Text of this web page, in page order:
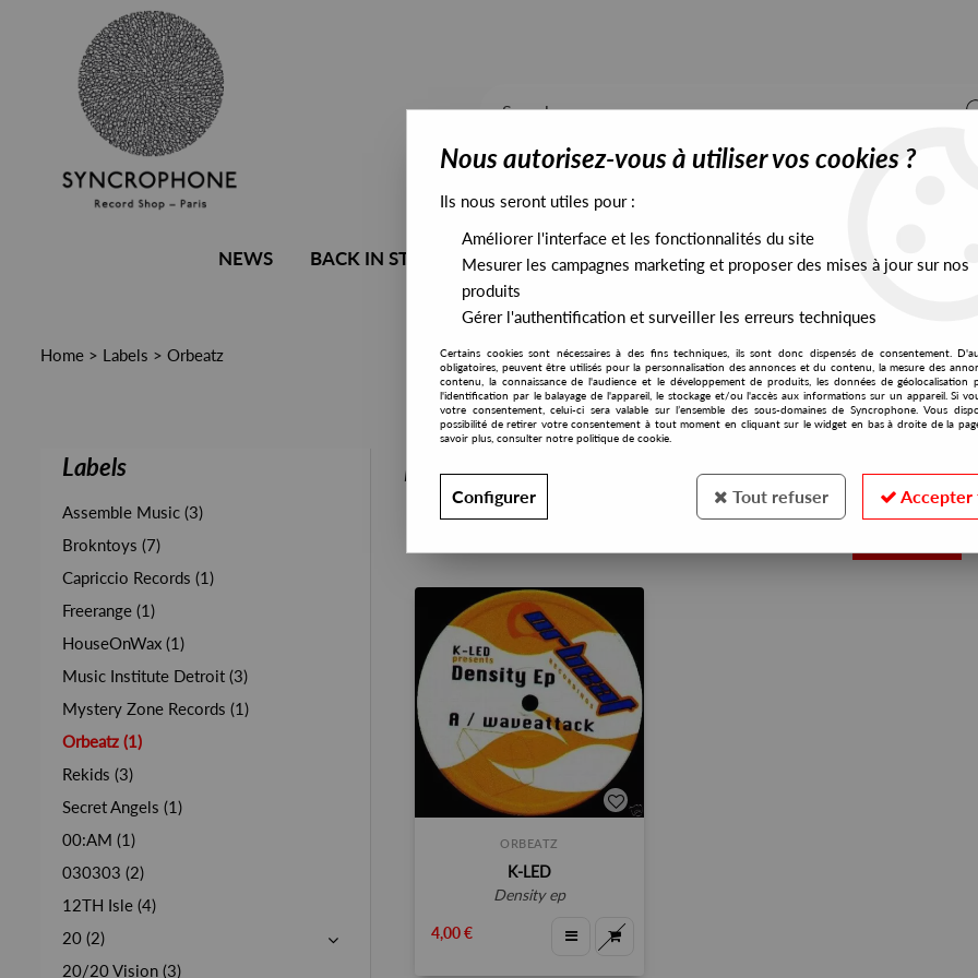
NEWS BACK IN STOCK ALL STOCK EXCLUSIVES PRESALES EXCLUSIVES
Home > Labels > Orbeatz
Labels
Assemble Music (3)
Brokntoys (7)
Capriccio Records (1)
Freerange (1)
HouseOnWax (1)
Music Institute Detroit (3)
Mystery Zone Records (1)
Orbeatz (1)
Rekids (3)
Secret Angels (1)
00:AM (1)
030303 (2)
12TH Isle (4)
20 (2)
20/20 Vision (3)
PRESALES EXCLUSIVES
ORBEATZ
K-LED
density ep
4,00 €
Nous autorisez-vous à utiliser vos cookies ?
Ils nous seront utiles pour :
Améliorer l'interface et les fonctionnalités du site
Mesurer les campagnes marketing et proposer des mises à jour sur nos
produits
Gérer l'authentification et surveiller les erreurs techniques
Certains cookies sont nécessaires à des fins techniques, ils sont donc dispensés de consentement.
obligatoires, peuvent être utilisés pour la personnalisation des annonces et du contenu, la mesure des
contenu, la connaissance de l'audience et le développement de produits, les données de géolocalisation
l'identification par le balayage de l'appareil, le stockage et/ou l'accès aux informations sur un appareil. Si
votre consentement, celui-ci sera valable sur l’ensemble des sous-domaines de Syncrophone. Vous
possibilité de retirer votre consentement à tout moment en cliquant sur le widget en bas à droite de la
savoir plus, consulter notre politique de cookie.
Configurer Tout refuser Accepter